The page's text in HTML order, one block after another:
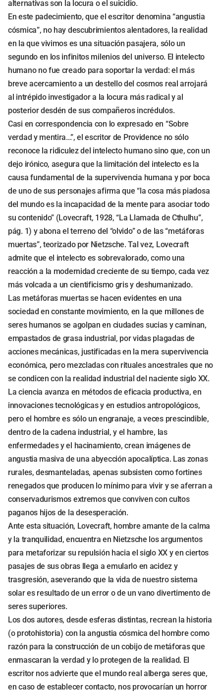
alternativas son la locura o el suicidio.
En este padecimiento, que el escritor denomina “angustia
cósmica”, no hay descubrimientos alentadores, la realidad
en la que vivimos es una situación pasajera, sólo un
segundo en los infinitos milenios del universo. El intelecto
humano no fue creado para soportar la verdad: el más
breve acercamiento a un destello del cosmos real arrojará
al intrépido investigador a la locura más radical y al
posterior desdén de sus compañeros incrédulos.
Casi en correspondencia con lo expresado en “Sobre
verdad y mentira...”, el escritor de Providence no sólo
reconoce la ridiculez del intelecto humano sino que, con un
dejo irónico, asegura que la limitación del intelecto es la
causa fundamental de la supervivencia humana y por boca
de uno de sus personajes afirma que “la cosa más piadosa
del mundo es la incapacidad de la mente para asociar todo
su contenido” (Lovecraft, 1928, “La Llamada de Cthulhu”,
pág. 1) y abona el terreno del “olvido” o de las “metáforas
muertas”, teorizado por Nietzsche. Tal vez, Lovecraft
admite que el intelecto es sobrevalorado, como una
reacción a la modernidad creciente de su tiempo, cada vez
más volcada a un cientificismo gris y deshumanizado.
Las metáforas muertas se hacen evidentes en una
sociedad en constante movimiento, en la que millones de
seres humanos se agolpan en ciudades sucias y caminan,
empastados de grasa industrial, por vidas plagadas de
acciones mecánicas, justificadas en la mera supervivencia
económica, pero mezcladas con rituales ancestrales que no
se condicen con la realidad industrial del naciente siglo XX.
La ciencia avanza en métodos de eficacia productiva, en
innovaciones tecnológicas y en estudios antropológicos,
pero el hombre es sólo un engranaje, a veces prescindible,
dentro de la cadena industrial, y el hambre, las
enfermedades y el hacinamiento, crean imágenes de
angustia masiva de una abyección apocalíptica. Las zonas
rurales, desmanteladas, apenas subsisten como fortines
renegados que producen lo mínimo para vivir y se aferran a
conservadurismos extremos que conviven con cultos
paganos hijos de la desesperación.
Ante esta situación, Lovecraft, hombre amante de la calma
y la tranquilidad, encuentra en Nietzsche los argumentos
para metaforizar su repulsión hacia el siglo XX y en ciertos
pasajes de sus obras llega a emularlo en acidez y
trasgresión, aseverando que la vida de nuestro sistema
solar es resultado de un error o de un vano divertimento de
seres superiores.
Los dos autores, desde esferas distintas, recrean la historia
(o protohistoria) con la angustia cósmica del hombre como
razón para la construcción de un cobijo de metáforas que
enmascaran la verdad y lo protegen de la realidad. El
escritor nos advierte que el mundo real alberga seres que,
en caso de establecer contacto, nos provocarían un horror